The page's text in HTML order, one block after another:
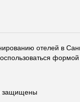
отелей в
защищены